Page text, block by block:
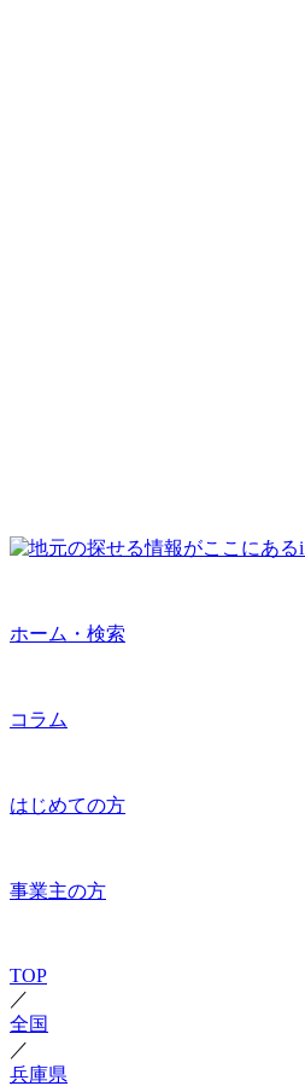
ホーム・検索
コラム
はじめての方
事業主の方
TOP
／
全国
／
兵庫県